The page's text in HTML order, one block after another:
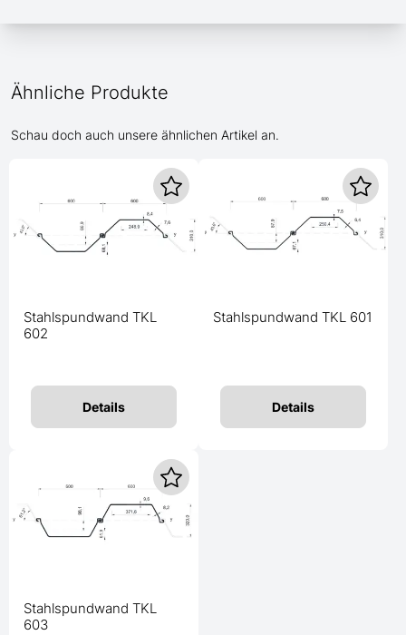
Ähnliche Produkte
Schau doch auch unsere ähnlichen Artikel an.
Stahlspundwand TKL
602
Details
Stahlspundwand TKL 601
Details
Stahlspundwand TKL
603